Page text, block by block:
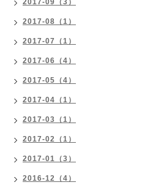
2017-09（3）
2017-08（1）
2017-07（1）
2017-06（4）
2017-05（4）
2017-04（1）
2017-03（1）
2017-02（1）
2017-01（3）
2016-12（4）